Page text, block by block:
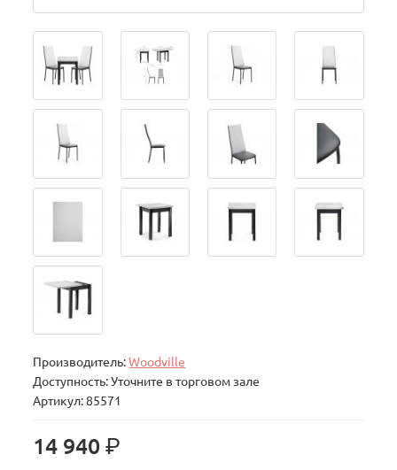
Производитель:Woodville
Доступность: Уточните в торговом зале
Артикул: 85571
14 940р.